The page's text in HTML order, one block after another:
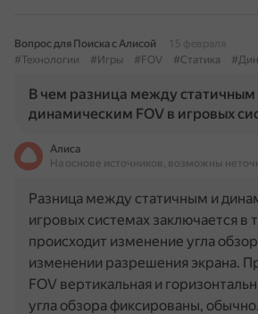
Вопрос для Поиска с Алисой
15 февраля
#Технологии
#Игры #FOV #Статика
В чем разница между статичным
динамическим FOV в игровых
Алиса
На основе источников, возможны
Разница между статичным и
игровых системах заключается в
происходит изменение угла
изменении разрешения экрана.
FOV вертикальная и
угла обзора фиксированы,